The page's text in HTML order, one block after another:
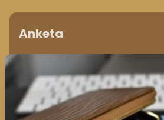
Anketa